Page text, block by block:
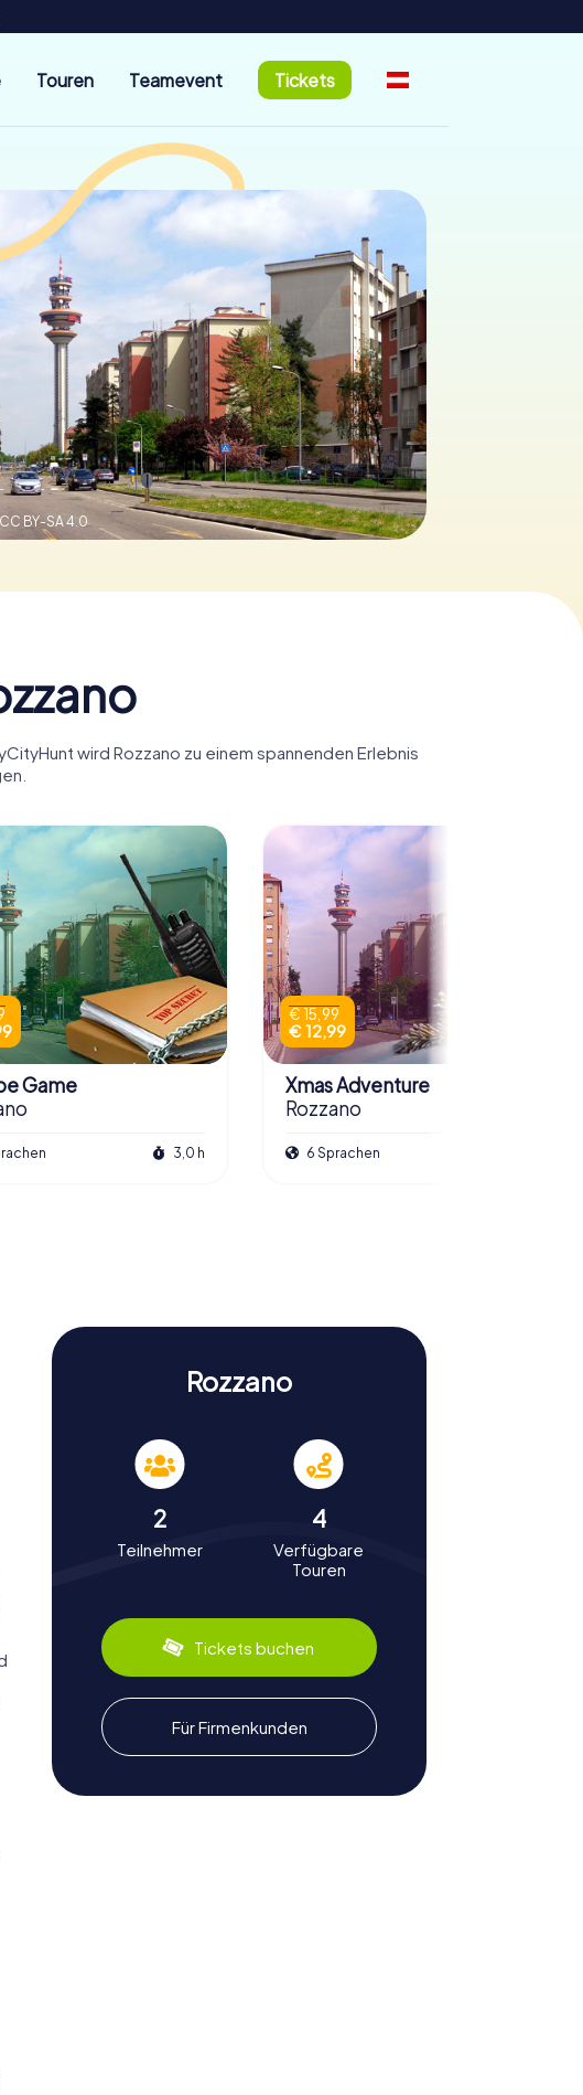
Touren Teamevent Tickets
CC BY-SA 4.0
wird Rozzano zu einem spannenden Erlebnis
Game
3,0 h
€ 15,99
€ 12,99
Xmas Adventure
Rozzano
6 Sprachen
Rozzano
2
Teilnehmer
4
Verfügbare
Touren
Tickets buchen
Für Firmenkunden